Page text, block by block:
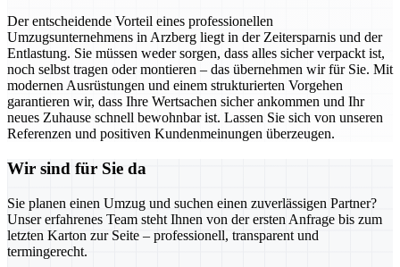
Der entscheidende Vorteil eines professionellen
Umzugsunternehmens in Arzberg liegt in der Zeitersparnis und der
Entlastung. Sie müssen weder sorgen, dass alles sicher verpackt ist,
noch selbst tragen oder montieren – das übernehmen wir für Sie. Mit
modernen Ausrüstungen und einem strukturierten Vorgehen
garantieren wir, dass Ihre Wertsachen sicher ankommen und Ihr
neues Zuhause schnell bewohnbar ist. Lassen Sie sich von unseren
Referenzen und positiven Kundenmeinungen überzeugen.
Wir sind für Sie da
Sie planen einen Umzug und suchen einen zuverlässigen Partner?
Unser erfahrenes Team steht Ihnen von der ersten Anfrage bis zum
letzten Karton zur Seite – professionell, transparent und
termingerecht.